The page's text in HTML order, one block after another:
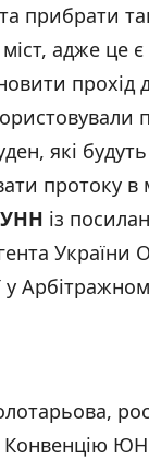
прибрати
адже це
прохід
які будуть
протоку в
УНН із
України
Конвенцію